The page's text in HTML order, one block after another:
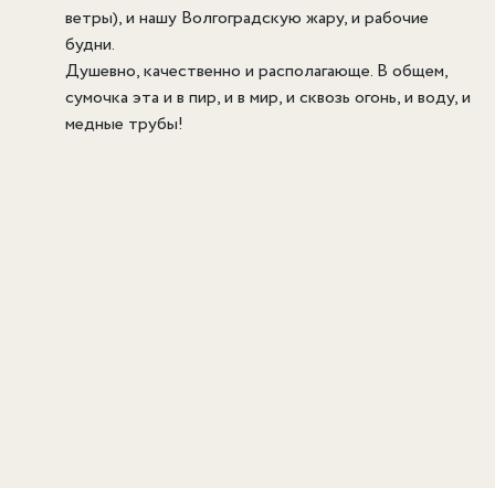
ветры), и нашу Волгоградскую жару, и рабочие
будни.
Душевно, качественно и располагающе. В общем,
сумочка эта и в пир, и в мир, и сквозь огонь, и воду, и
медные трубы!